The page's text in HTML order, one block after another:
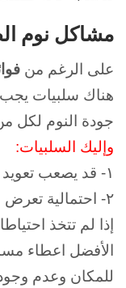
مشاكل نوم
على الرغم من
هناك سلبيات يجب
جودة النوم لكل
وإليك السلبيات:
١- قد يصعب تعويد الطفل على النوم المستقل لاحقاً.
٢- احتمالية
إذا لم تتخذ
الأفضل اعطاء
للمكان وعدم